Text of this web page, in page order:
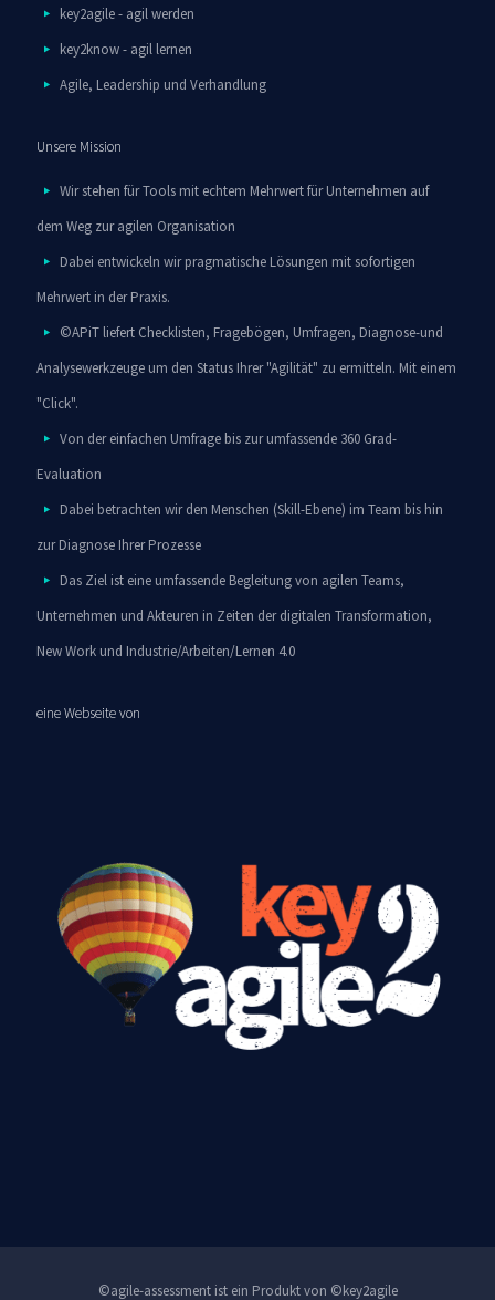
key2agile - agil werden
key2know - agil lernen
Agile, Leadership und Verhandlung
Unsere Mission
Wir stehen für Tools mit echtem Mehrwert für Unternehmen auf
dem Weg zur agilen Organisation
Dabei entwickeln wir pragmatische Lösungen mit sofortigen
Mehrwert in der Praxis.
©APiT liefert Checklisten, Fragebögen, Umfragen, Diagnose-und
Analysewerkzeuge um den Status Ihrer "Agilität" zu ermitteln. Mit einem
"Click".
Von der einfachen Umfrage bis zur umfassende 360 Grad-
Evaluation
Dabei betrachten wir den Menschen (Skill-Ebene) im Team bis hin
zur Diagnose Ihrer Prozesse
Das Ziel ist eine umfassende Begleitung von agilen Teams,
Unternehmen und Akteuren in Zeiten der digitalen Transformation,
New Work und Industrie/Arbeiten/Lernen 4.0
eine Webseite von
©agile-assessment ist ein Produkt von ©key2agile